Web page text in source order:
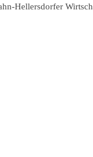
Hellersdorfer